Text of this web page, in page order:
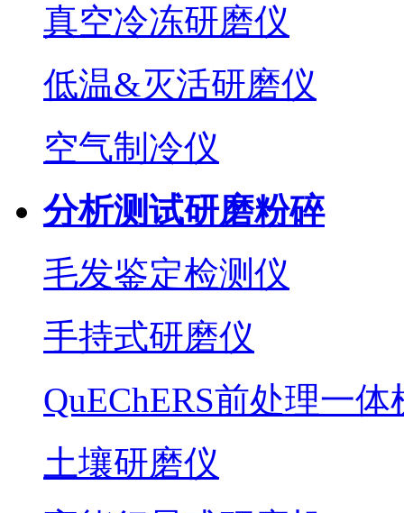
真空冷冻研磨仪
低温&灭活研磨仪
空气制冷仪
分析测试研磨粉碎
毛发鉴定检测仪
手持式研磨仪
QuEChERS前处理一体
土壤研磨仪